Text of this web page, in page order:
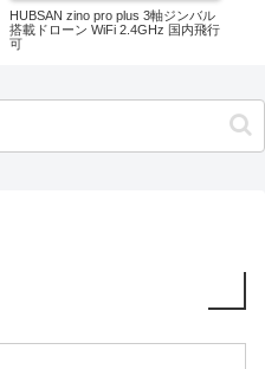
HUBSAN zino pro plus 3軸ジンバル
搭載ドローン WiFi 2.4GHz 国内飛行
可